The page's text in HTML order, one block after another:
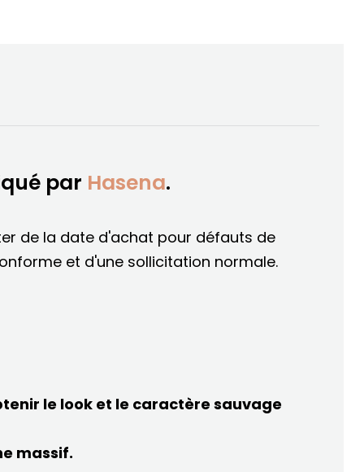
par Hasena.
de la date d'achat pour défauts de
et d'une sollicitation normale.
le look et le caractère sauvage
massif.